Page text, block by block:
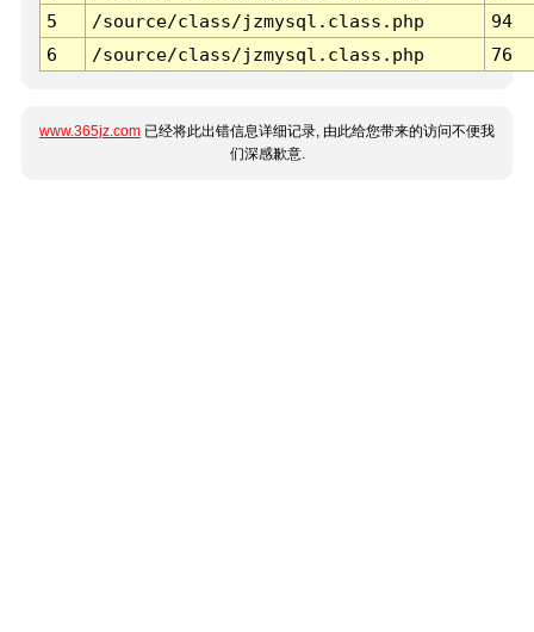
5
/source/class/jzmysql.class.php
94
6
/source/class/jzmysql.class.php 76
www.365jz.com 已经将此出错信息详细记录, 由此给您带来的访问不便我
们深感歉意.